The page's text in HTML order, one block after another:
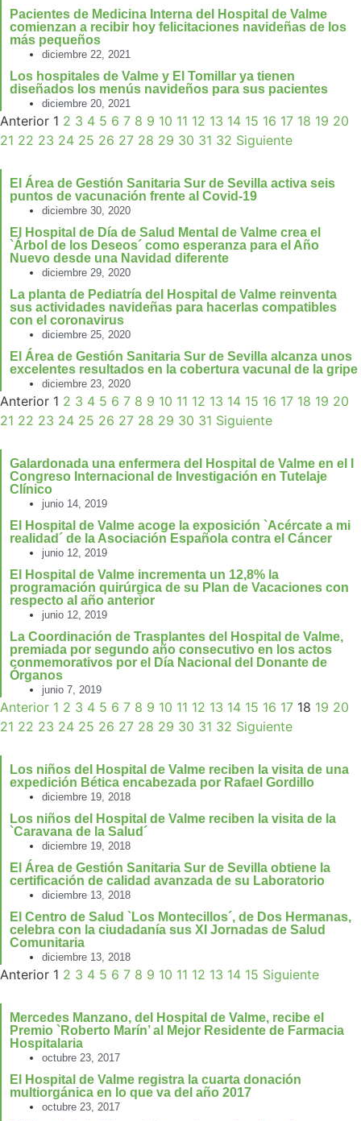
Pacientes de Medicina Interna del Hospital de Valme
comienzan a recibir hoy felicitaciones navideñas de los
más pequeños
diciembre 22, 2021
Los hospitales de Valme y El Tomillar ya tienen
diseñados los menús navideños para sus pacientes
diciembre 20, 2021
Anterior 1 2 3 4 5 6 7 8 9 10 11 12 13 14 15 16 17 18 19 20
21 22 23 24 25 26 27 28 29 30 31 32 Siguiente
El Área de Gestión Sanitaria Sur de Sevilla activa seis
puntos de vacunación frente al Covid-19
diciembre 30, 2020
El Hospital de Día de Salud Mental de Valme crea el
`Árbol de los Deseos´ como esperanza para el Año
Nuevo desde una Navidad diferente
diciembre 29, 2020
La planta de Pediatría del Hospital de Valme reinventa
sus actividades navideñas para hacerlas compatibles
con el coronavirus
diciembre 25, 2020
El Área de Gestión Sanitaria Sur de Sevilla alcanza unos
excelentes resultados en la cobertura vacunal de la gripe
diciembre 23, 2020
Anterior 1 2 3 4 5 6 7 8 9 10 11 12 13 14 15 16 17 18 19 20
21 22 23 24 25 26 27 28 29 30 31 Siguiente
Galardonada una enfermera del Hospital de Valme en el I
Congreso Internacional de Investigación en Tutelaje
Clínico
junio 14, 2019
El Hospital de Valme acoge la exposición `Acércate a mi
realidad´ de la Asociación Española contra el Cáncer
junio 12, 2019
El Hospital de Valme incrementa un 12,8% la
programación quirúrgica de su Plan de Vacaciones con
respecto al año anterior
junio 12, 2019
La Coordinación de Trasplantes del Hospital de Valme,
premiada por segundo año consecutivo en los actos
conmemorativos por el Día Nacional del Donante de
Órganos
junio 7, 2019
Anterior 1 2 3 4 5 6 7 8 9 10 11 12 13 14 15 16 17 18 19 20
21 22 23 24 25 26 27 28 29 30 31 32 Siguiente
Los niños del Hospital de Valme reciben la visita de una
expedición Bética encabezada por Rafael Gordillo
diciembre 19, 2018
Los niños del Hospital de Valme reciben la visita de la
`Caravana de la Salud´
diciembre 19, 2018
El Área de Gestión Sanitaria Sur de Sevilla obtiene la
certificación de calidad avanzada de su Laboratorio
diciembre 13, 2018
El Centro de Salud `Los Montecillos´, de Dos Hermanas,
celebra con la ciudadanía sus XI Jornadas de Salud
Comunitaria
diciembre 13, 2018
Anterior 1 2 3 4 5 6 7 8 9 10 11 12 13 14 15 Siguiente
Mercedes Manzano, del Hospital de Valme, recibe el
Premio `Roberto Marín’ al Mejor Residente de Farmacia
Hospitalaria
octubre 23, 2017
El Hospital de Valme registra la cuarta donación
multiorgánica en lo que va del año 2017
octubre 23, 2017